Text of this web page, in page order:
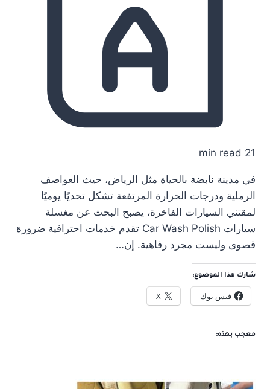
21 min read
في مدينة نابضة بالحياة مثل الرياض، حيث العواصف
الرملية ودرجات الحرارة المرتفعة تشكل تحديًا يوميًا
لمقتني السيارات الفاخرة، يصبح البحث عن مغسلة
سيارات Car Wash Polish تقدم خدمات احترافية ضرورة
قصوى وليست مجرد رفاهية. إن…
شارك هذا الموضوع:
فيس بوك X
معجب بهذه: